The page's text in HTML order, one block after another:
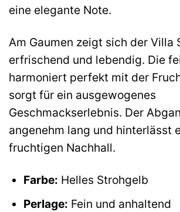
eine elegante Note.
Am Gaumen zeigt sich der Villa
erfrischend und lebendig. Die
harmoniert perfekt mit der
sorgt für ein ausgewogenes
Geschmackserlebnis. Der
angenehm lang und hinterlässt
fruchtigen Nachhall.
Farbe: Helles Strohgelb
Perlage: Fein und anhaltend